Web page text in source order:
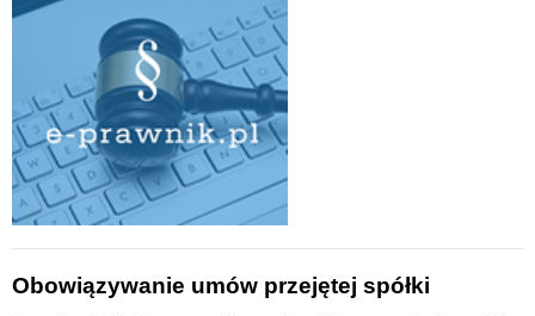
Obowiązywanie umów przejętej spółki